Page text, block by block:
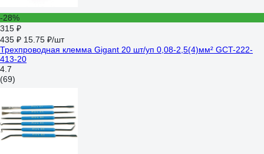
-28%
315 ₽
435 ₽ 15.75 ₽/шт
Трехпроводная клемма Gigant 20 шт/уп 0,08-2,5(4)мм² GCT-222-
413-20
4.7
(69)